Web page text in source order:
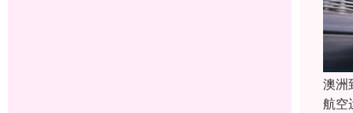
澳洲
航空